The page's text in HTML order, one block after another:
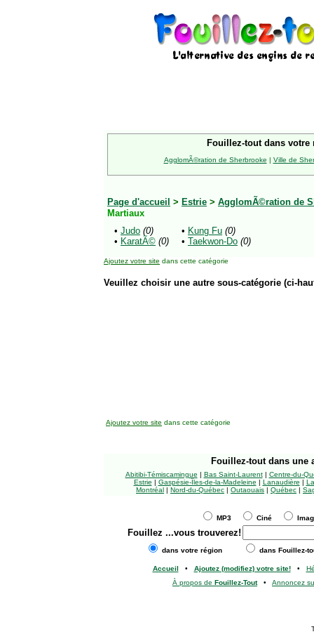
Fouillez-tout dans votre
AgglomÃ©ration de Sherbrooke | Ville de
Page d'accueil > Estrie > AgglomÃ©ration de
Martiaux
• Judo (0)
• KaratÃ© (0)
• Kung Fu (0)
• Taekwon-Do (0)
Ajoutez votre site dans cette catégorie
Veuillez choisir une autre sous-catégorie (ci-
Ajoutez votre site dans cette catégorie
Fouillez-tout dans une
Abitibi-Témiscamingue | Bas Saint-Laurent| Centre-du-
Estrie | Gaspésie-Îles-de-la-Madeleine | Lanaudière |
Montréal | Nord-du-Québec | Outaouais | Québec |
MP3 Ciné
Fouillez ...vous trouverez!
dans votre région dans Fouillez-
Accueil • Ajoutez (modifiez) votre site!•
À propos de Fouillez-Tout• Annoncez